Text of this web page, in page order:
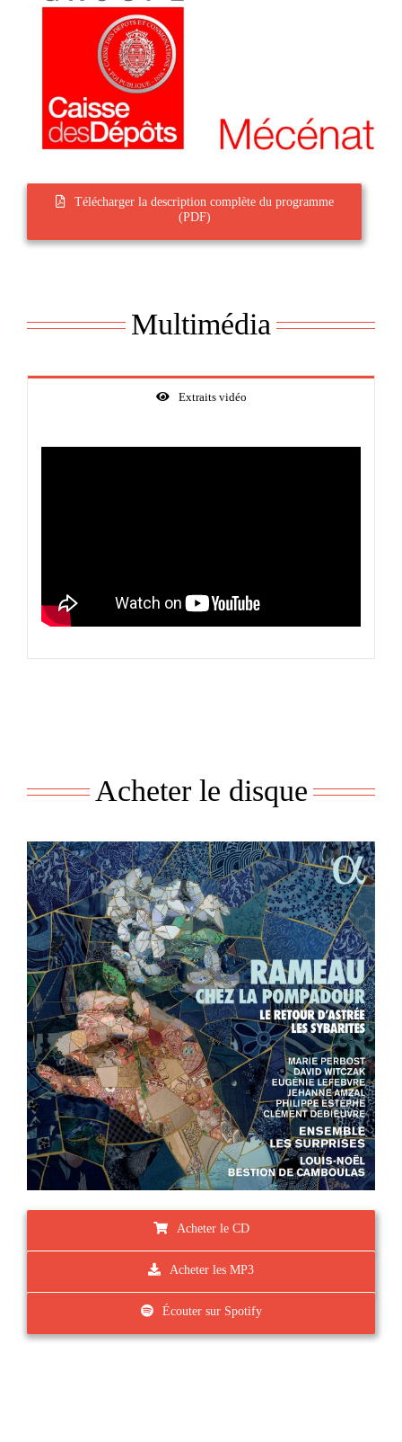
Télécharger la description complète du programme
(PDF)
Multimédia
Extraits vidéo
Acheter le disque
Acheter le CD
Acheter les MP3
Écouter sur Spotify